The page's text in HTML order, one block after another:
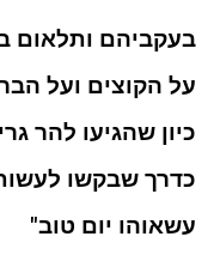
בעקביהם ותלאום
על הקוצים ועל
כיון שהגיעו להר
כדרך שבקשו לעשות
עשאוהו יום טוב"